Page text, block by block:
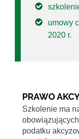
umowy
2020 r.
PRAWO
Szkolenie ma
podatku